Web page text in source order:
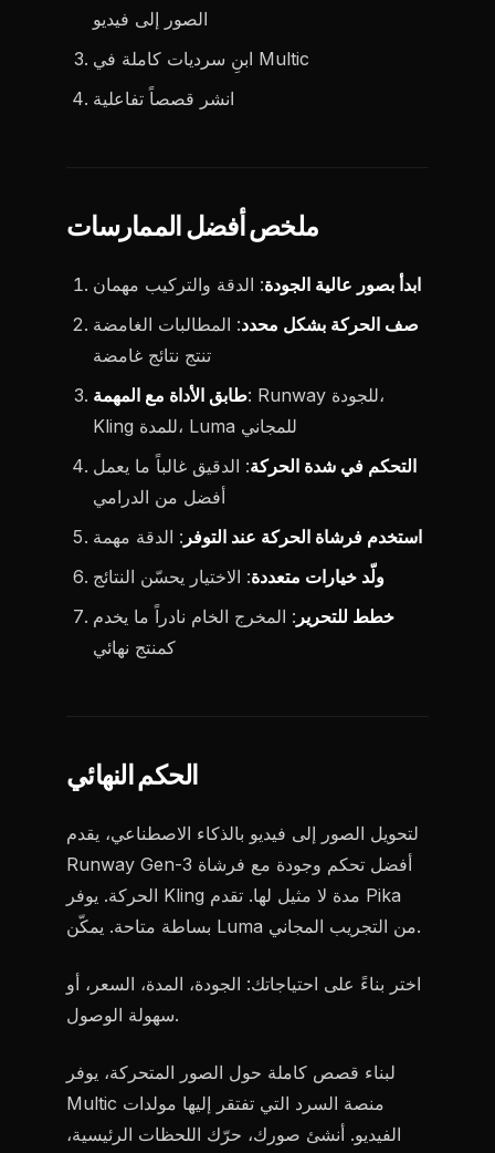
الصور إلى فيديو
ابنِ سرديات كاملة في Multic
انشر قصصاً تفاعلية
ملخص أفضل الممارسات
ابدأ بصور عالية الجودة: الدقة والتركيب مهمان
صف الحركة بشكل محدد: المطالبات الغامضة
تنتج نتائج غامضة
طابق الأداة مع المهمة: Runway للجودة،
Kling للمدة، Luma للمجاني
التحكم في شدة الحركة: الدقيق غالباً ما يعمل
أفضل من الدرامي
استخدم فرشاة الحركة عند التوفر : الدقة مهمة
ولّد خيارات متعددة: الاختيار يحسّن النتائج
خطط للتحرير : المخرج الخام نادراً ما يخدم
كمنتج نهائي
الحكم النهائي
لتحويل الصور إلى فيديو بالذكاء الاصطناعي، يقدم
Runway Gen-3 أفضل تحكم وجودة مع فرشاة
الحركة. يوفر Kling مدة لا مثيل لها. تقدم Pika
بساطة متاحة. يمكّن Luma من التجريب المجاني.
اختر بناءً على احتياجاتك: الجودة، المدة، السعر، أو
سهولة الوصول.
لبناء قصص كاملة حول الصور المتحركة، يوفر
Multic منصة السرد التي تفتقر إليها مولدات
الفيديو. أنشئ صورك، حرّك اللحظات الرئيسية،